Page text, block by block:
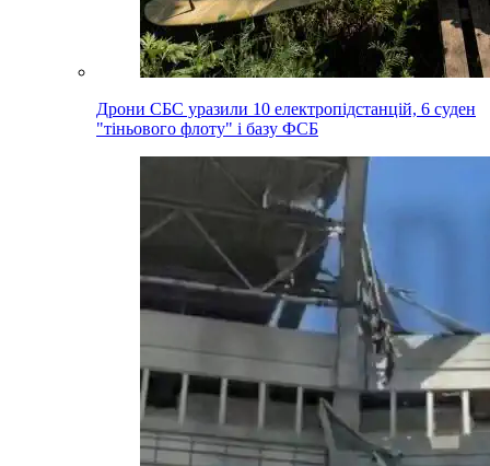
Дрони СБС уразили 10 електропідстанцій, 6 суден
"тіньового флоту" і базу ФСБ